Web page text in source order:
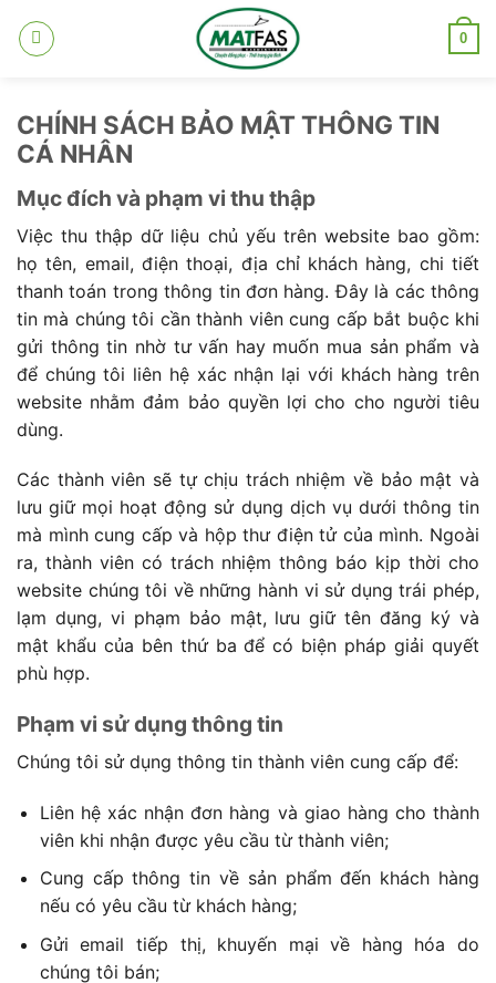
0
CHÍNH SÁCH BẢO MẬT THÔNG TIN
CÁ NHÂN
Mục đích và phạm vi thu thập
Việc thu thập dữ liệu chủ yếu trên website bao gồm:
họ tên, email, điện thoại, địa chỉ khách hàng, chi tiết
thanh toán trong thông tin đơn hàng. Đây là các thông
tin mà chúng tôi cần thành viên cung cấp bắt buộc khi
gửi thông tin nhờ tư vấn hay muốn mua sản phẩm và
để chúng tôi liên hệ xác nhận lại với khách hàng trên
website nhằm đảm bảo quyền lợi cho cho người tiêu
dùng.
Các thành viên sẽ tự chịu trách nhiệm về bảo mật và
lưu giữ mọi hoạt động sử dụng dịch vụ dưới thông tin
mà mình cung cấp và hộp thư điện tử của mình. Ngoài
ra, thành viên có trách nhiệm thông báo kịp thời cho
website chúng tôi về những hành vi sử dụng trái phép,
lạm dụng, vi phạm bảo mật, lưu giữ tên đăng ký và
mật khẩu của bên thứ ba để có biện pháp giải quyết
phù hợp.
Phạm vi sử dụng thông tin
Chúng tôi sử dụng thông tin thành viên cung cấp để:
Liên hệ xác nhận đơn hàng và giao hàng cho thành
viên khi nhận được yêu cầu từ thành viên;
Cung cấp thông tin về sản phẩm đến khách hàng
nếu có yêu cầu từ khách hàng;
Gửi email tiếp thị, khuyến mại về hàng hóa do
chúng tôi bán;